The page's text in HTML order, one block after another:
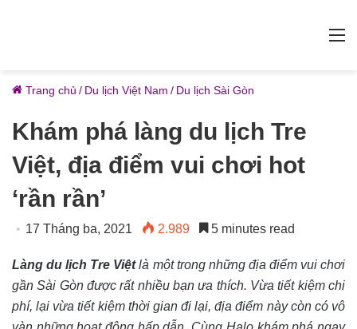
Trang chủ / Du lịch Việt Nam / Du lịch Sài Gòn
Khám phá làng du lịch Tre
Việt, địa điểm vui chơi hot
‘rần rần’
17 Tháng ba, 2021 2.989 5 minutes read
Làng du lịch Tre Việtlà một trong những địa điểm vui chơi
gần Sài Gòn được rất nhiều bạn ưa thích. Vừa tiết kiệm chi
phí, lại vừa tiết kiệm thời gian đi lại, địa điểm này còn có vô